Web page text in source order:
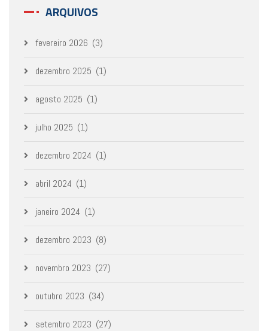
ARQUIVOS
fevereiro 2026 (3)
dezembro 2025 (1)
agosto 2025 (1)
julho 2025 (1)
dezembro 2024 (1)
abril 2024 (1)
janeiro 2024 (1)
dezembro 2023 (8)
novembro 2023 (27)
outubro 2023 (34)
setembro 2023 (27)